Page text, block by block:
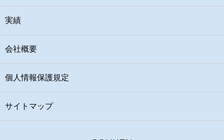
実績
会社概要
個人情報保護規定
サイトマップ